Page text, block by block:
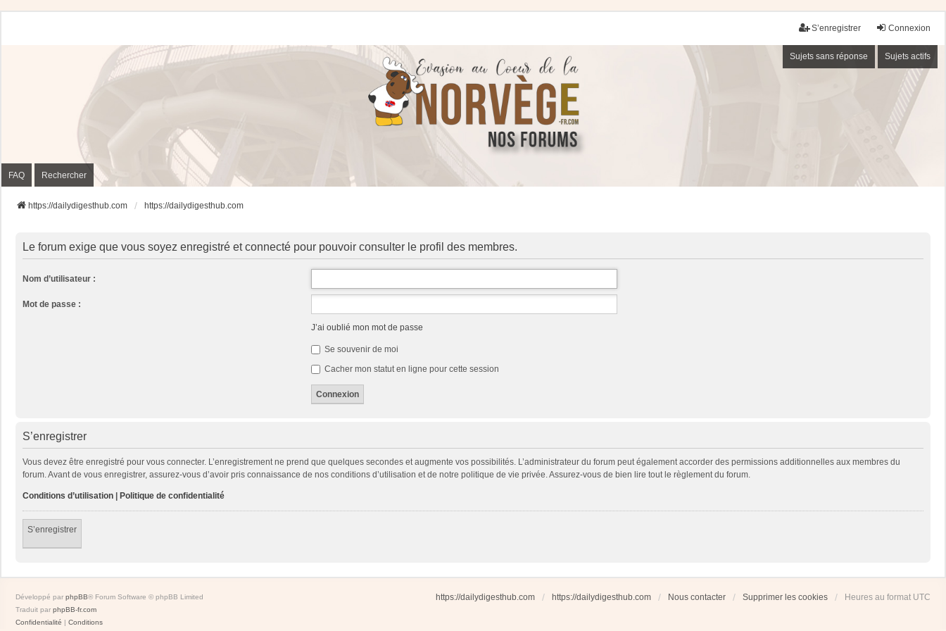
Connexion
S’enregistrer
Sujets sans réponse Sujets actifs
FAQ Rechercher
https://dailydigesthub.com https://dailydigesthub.com
Le forum exige que vous soyez enregistré et connecté pour pouvoir consulter le profil des membres.
Nom d’utilisateur :
Mot de passe :
J’ai oublié mon mot de passe
Se souvenir de moi
Cacher mon statut en ligne pour cette session
S’enregistrer
Vous devez être enregistré pour vous connecter. L’enregistrement ne prend que quelques secondes et augmente vos possibilités. L’administrateur du forum peut également accorder des permissions additionnelles aux membres du
forum. Avant de vous enregistrer, assurez-vous d’avoir pris connaissance de nos conditions d’utilisation et de notre politique de vie privée. Assurez-vous de bien lire tout le règlement du forum.
Conditions d’utilisation Politique de confidentialité
S’enregistrer
https://dailydigesthub.com https://dailydigesthub.com Nous contacter Supprimer les cookies Heures au format UTC
Développé par phpBB® Forum Software © phpBB Limited
Traduit par phpBB-fr.com
Confidentialité | Conditions